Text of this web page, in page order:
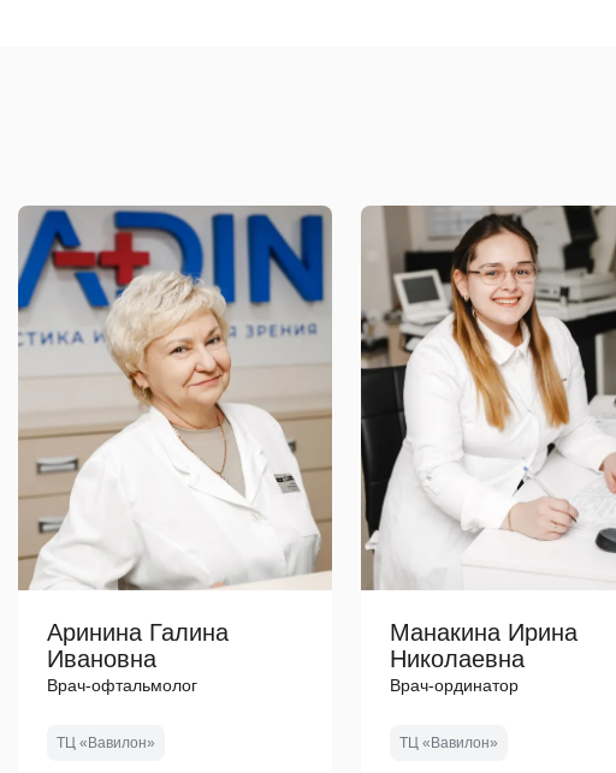
Аринина Галина
Ивановна
Врач-офтальмолог
ТЦ «Вавилон»
Манакина Ирина
Николаевна
Врач-ординатор
ТЦ «Вавилон»